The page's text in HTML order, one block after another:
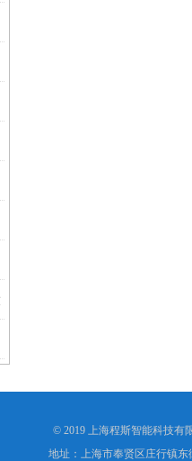
© 2019 上海程斯智能科技有
地址：上海市奉贤区庄行镇东